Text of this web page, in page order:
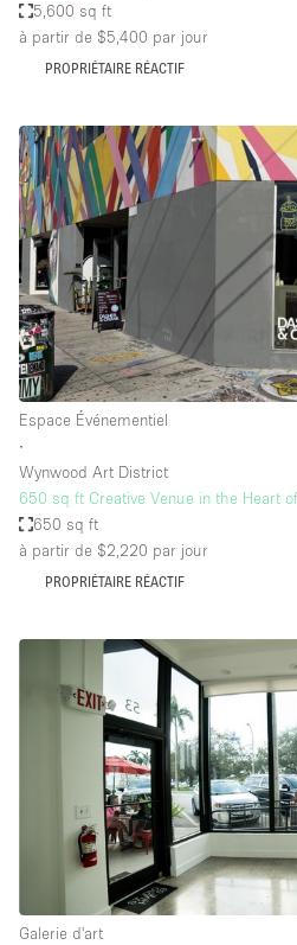
5,600 sq ft
à partir de $5,400 par jour
PROPRIÉTAIRE RÉACTIF
Espace Événementiel
∙
Wynwood Art District
650 sq ft Creative Venue in the Heart
650 sq ft
à partir de $2,220 par jour
PROPRIÉTAIRE RÉACTIF
Galerie d'art